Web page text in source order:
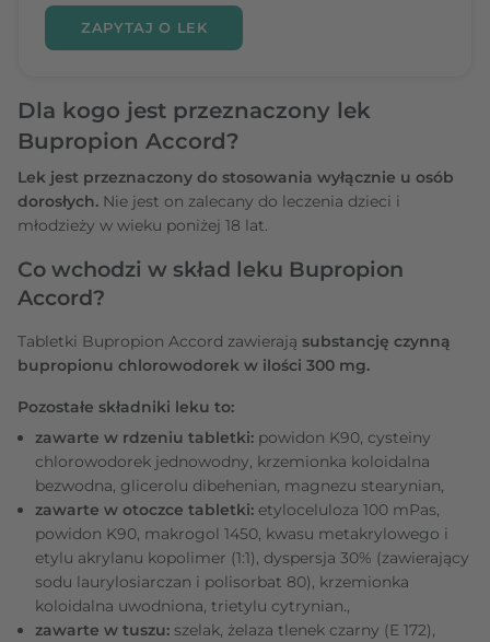
ZAPYTAJ O LEK
Dla kogo jest przeznaczony lek
Bupropion Accord?
Lek jest przeznaczony do stosowania wyłącznie u osób
dorosłych. Nie jest on zalecany do leczenia dzieci i
młodzieży w wieku poniżej 18 lat.
Co wchodzi w skład leku Bupropion
Accord?
Tabletki Bupropion Accord zawierają substancję czynną
bupropionu chlorowodorek w ilości 300 mg.
Pozostałe składniki leku to:
zawarte w rdzeniu tabletki: powidon K90, cysteiny
chlorowodorek jednowodny, krzemionka koloidalna
bezwodna, glicerolu dibehenian, magnezu stearynian,
zawarte w otoczce tabletki: etyloceluloza 100 mPas,
powidon K90, makrogol 1450, kwasu metakrylowego i
etylu akrylanu kopolimer (1:1), dyspersja 30% (zawierający
sodu laurylosiarczan i polisorbat 80), krzemionka
koloidalna uwodniona, trietylu cytrynian.,
zawarte w tuszu: szelak, żelaza tlenek czarny (E 172),